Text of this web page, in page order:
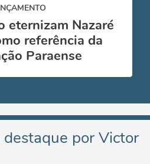
eternizam Nazaré
referência da
Paraense
por Victor